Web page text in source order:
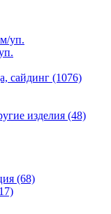
сайдинг (1076)
изделия (48)
(68)